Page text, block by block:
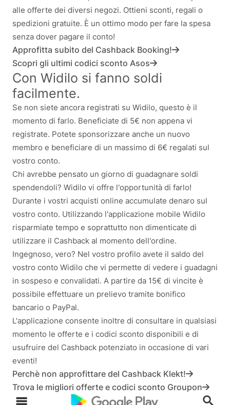
alle offerte dei diversi negozi. Ottieni sconti, regali o
spedizioni gratuite. È un ottimo modo per fare la spesa
senza dover pagare il conto!
Approfitta subito del Cashback Booking!
Scopri gli ultimi codici sconto Asos
Con Widilo si fanno soldi
facilmente.
Se non siete ancora registrati su Widilo, questo è il
momento di farlo. Beneficiate di 5€ non appena vi
registrate. Potete sponsorizzare anche un nuovo
membro e beneficiare di un massimo di 6€ regalati sul
vostro conto.
Chi avrebbe pensato un giorno di guadagnare soldi
spendendoli? Widilo vi offre l'opportunità di farlo!
Durante i vostri acquisti online accumulate denaro sul
vostro conto. Utilizzando l'applicazione mobile Widilo
risparmiate tempo e soprattutto non dimenticate di
utilizzare il Cashback al momento dell'ordine.
Ingegnoso, vero? Nel vostro profilo avete il saldo del
vostro conto Widilo che vi permette di vedere i guadagni
in sospeso e convalidati. A partire da 15€ di vincite è
possibile effettuare un prelievo tramite bonifico
bancario o PayPal.
L'applicazione consente inoltre di consultare in qualsiasi
momento le offerte e i codici sconto disponibili e di
usufruire del Cashback potenziato in occasione di vari
eventi!
Perchè non approfittare del Cashback Klekt!
Trova le migliori offerte e codici sconto Groupon